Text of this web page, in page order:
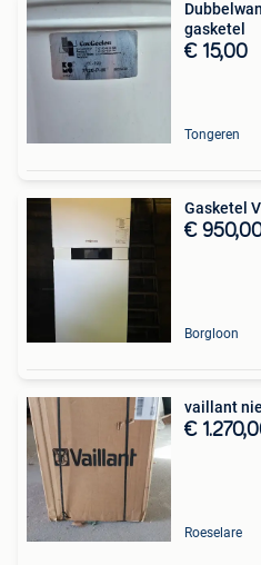
gasketel
€ 15,00
Tongeren
Gasketel
€
Borgloon
€
Roeselare